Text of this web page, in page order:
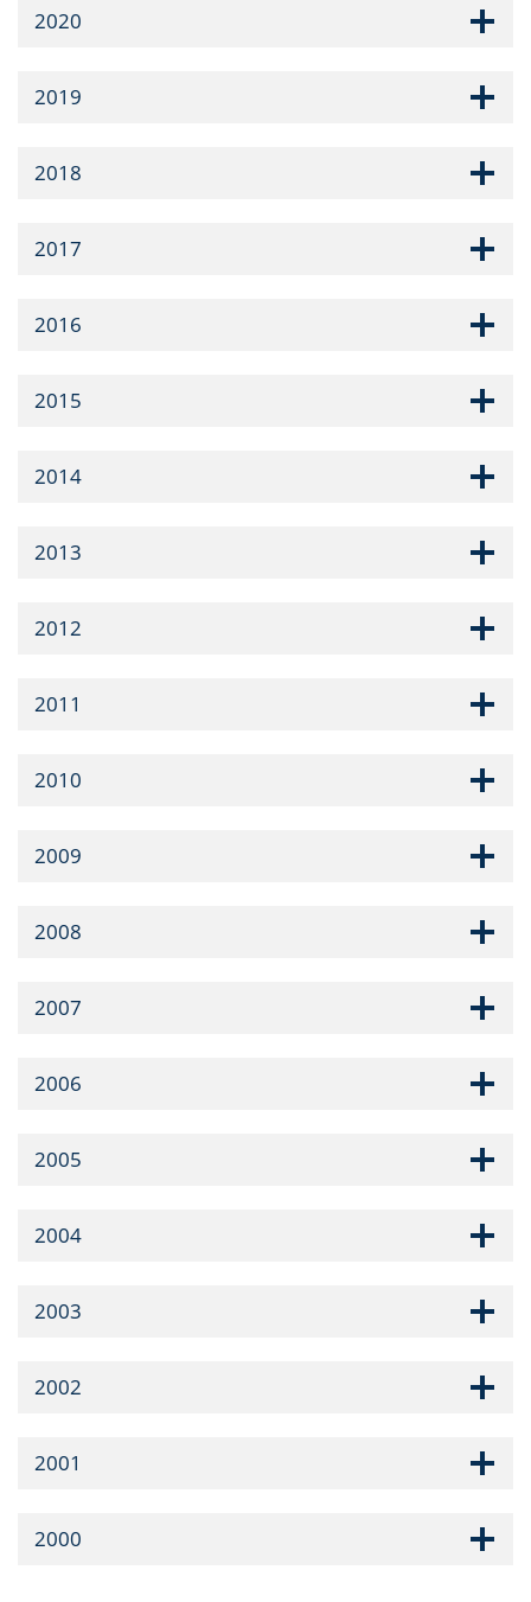
2020
2019
2018
2017
2016
2015
2014
2013
2012
2011
2010
2009
2008
2007
2006
2005
2004
2003
2002
2001
2000